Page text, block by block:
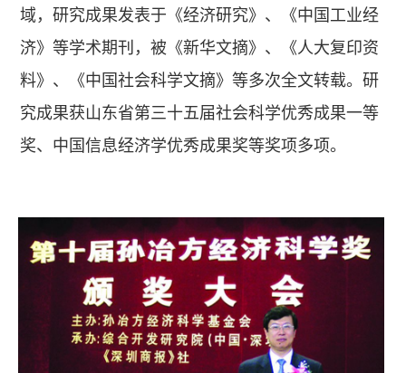
域，研究成果发表于《经济研究》、《中国工业经
济》等学术期刊，被《新华文摘》、《人大复印资
料》、《中国社会科学文摘》等多次全文转载。研
究成果获山东省第三十五届社会科学优秀成果一等
奖、中国信息经济学优秀成果奖等奖项多项。